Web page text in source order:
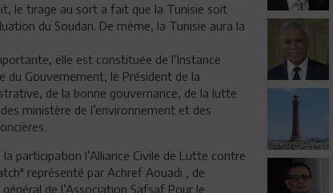
le tirage au sort a fait que la Tunisie soit
du Soudan. De même, la Tunisie aura la
elle est constituée de l’Instance
du Gouvernement, le Président de la
de la bonne gouvernance, de la lutte
ministère de l’environnement et des
participation l’Alliance Civile de Lutte contre
représenté par Achref Aouadi , de
de l’Association Safsaf Pour le